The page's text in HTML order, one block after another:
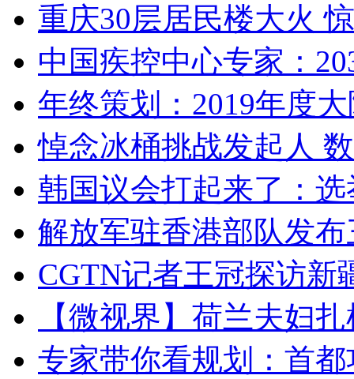
重庆30层居民楼大火
中国疾控中心专家：
年终策划：2019年度
悼念冰桶挑战发起人
韩国议会打起来了：
解放军驻香港部队发
CGTN记者王冠探访新
【微视界】荷兰夫妇
专家带你看规划：首